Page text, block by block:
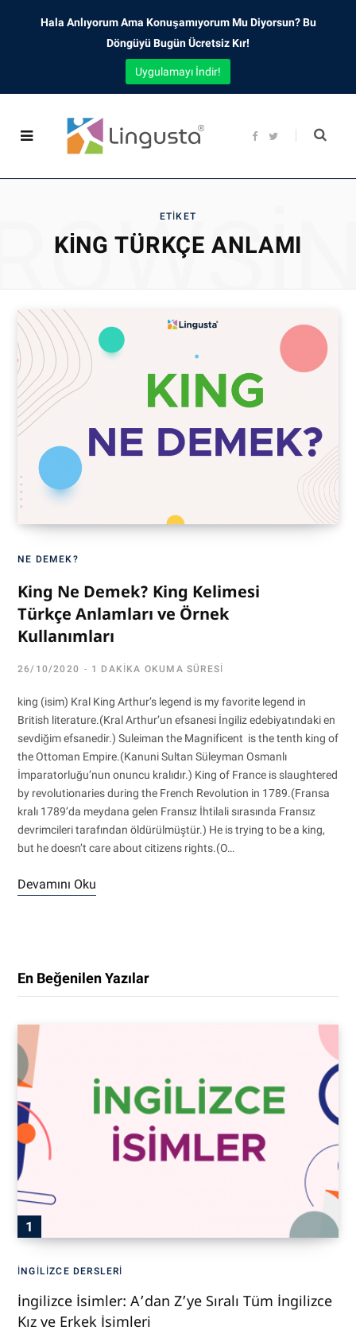
F
b
t
ETIKET
KING TÜRKÇE ANLAMI
NE DEMEK?
King Ne Demek? King Kelimesi
Türkçe Anlamları ve Örnek
Kullanımları
26/10/2020 1 DAKIKA OKUMA SÜRESI
king (isim) Kral King Arthur’s legend is my favorite legend in
British literature.(Kral Arthur’un efsanesi İngiliz edebiyatındaki en
sevdiğim efsanedir.) Suleiman the Magnificent is the tenth king of
the Ottoman Empire.(Kanuni Sultan Süleyman Osmanlı
İmparatorluğu’nun onuncu kralıdır.) King of France is slaughtered
by revolutionaries during the French Revolution in 1789.(Fransa
kralı 1789’da meydana gelen Fransız İhtilali sırasında Fransız
devrimcileri tarafından öldürülmüştür.) He is trying to be a king,
but he doesn’t care about citizens rights.(O…
Devamını Oku
En Beğenilen Yazılar
İNGILIZCE DERSLERI
İngilizce İsimler: A’dan Z’ye Sıralı Tüm İngilizce
Kız ve Erkek İsimleri
Hala Anlıyorum Ama Konuşamıyorum Mu Diyorsun? Bu
Döngüyü Bugün Ücretsiz Kır!
Uygulamayı İndir!